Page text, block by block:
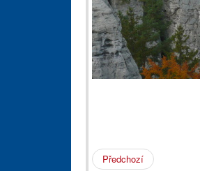
Předchozí